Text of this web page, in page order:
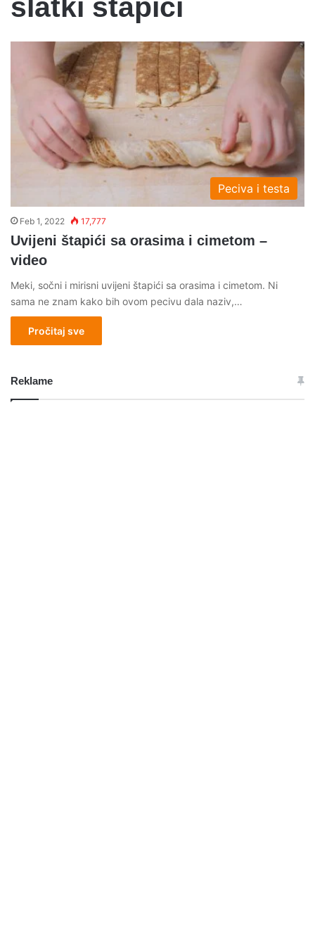
slatki stapici
Peciva i testa
Feb 1, 2022 17,777
Uvijeni štapići sa orasima i cimetom –
video
Meki, sočni i mirisni uvijeni štapići sa orasima i cimetom. Ni
sama ne znam kako bih ovom pecivu dala naziv,…
Pročitaj sve
Reklame